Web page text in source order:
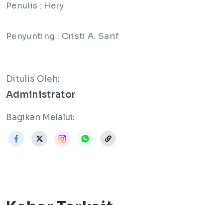
Penulis : Hery
Penyunting : Cristi A. Sarif
Ditulis Oleh:
Administrator
Bagikan Melalui: